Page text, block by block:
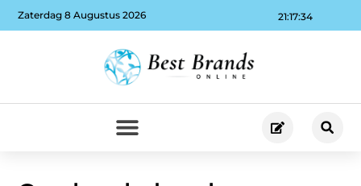
21:17:34
Zaterdag 8 Augustus 2026